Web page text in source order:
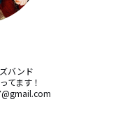
バンド
てます！